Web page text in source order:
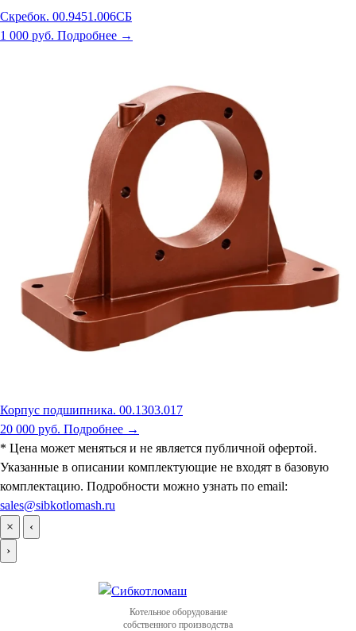
Скребок. 00.9451.006СБ
1 000 руб. Подробнее →
Корпус подшипника. 00.1303.017
20 000 руб. Подробнее →
* Цена может меняться и не является публичной офертой.
Указанные в описании комплектующие не входят в базовую
комплектацию. Подробности можно узнать по email:
sales@sibkotlomash.ru
×
‹
›
Котельное оборудование
собственного производства